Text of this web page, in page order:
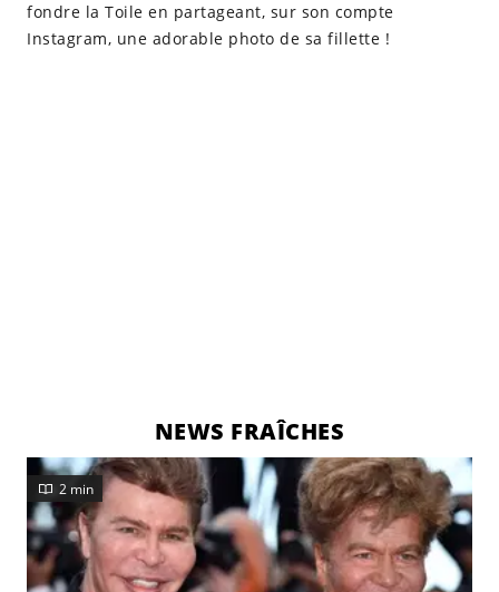
fondre la Toile en partageant, sur son compte
Instagram, une adorable photo de sa fillette !
NEWS FRAÎCHES
2 min